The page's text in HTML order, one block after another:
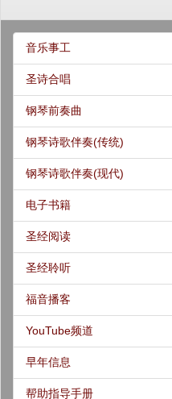
音乐事工
圣诗合唱
钢琴前奏曲
钢琴诗歌伴奏(传统)
钢琴诗歌伴奏(现代)
电子书籍
圣经阅读
圣经聆听
福音播客
YouTube频道
早年信息
帮助指导手册